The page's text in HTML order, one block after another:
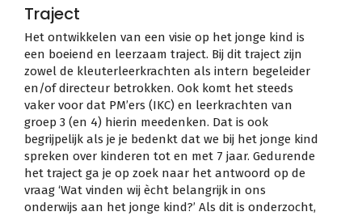
Traject
Het ontwikkelen van een visie op het jonge kind is
een boeiend en leerzaam traject. Bij dit traject zijn
zowel de kleuterleerkrachten als intern begeleider
en/of directeur betrokken. Ook komt het steeds
vaker voor dat PM’ers (IKC) en leerkrachten van
groep 3 (en 4) hierin meedenken. Dat is ook
begrijpelijk als je je bedenkt dat we bij het jonge kind
spreken over kinderen tot en met 7 jaar. Gedurende
het traject ga je op zoek naar het antwoord op de
vraag ‘Wat vinden wij ècht belangrijk in ons
onderwijs aan het jonge kind?’ Als dit is onderzocht,